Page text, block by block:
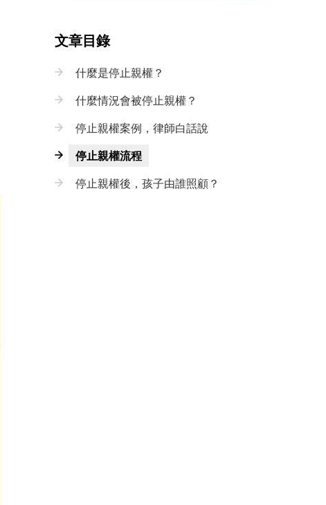
文章目錄
什麼是停止親權？
什麼情況會被停止親權？
停止親權案例，律師白話說
停止親權流程
停止親權後，孩子由誰照顧？